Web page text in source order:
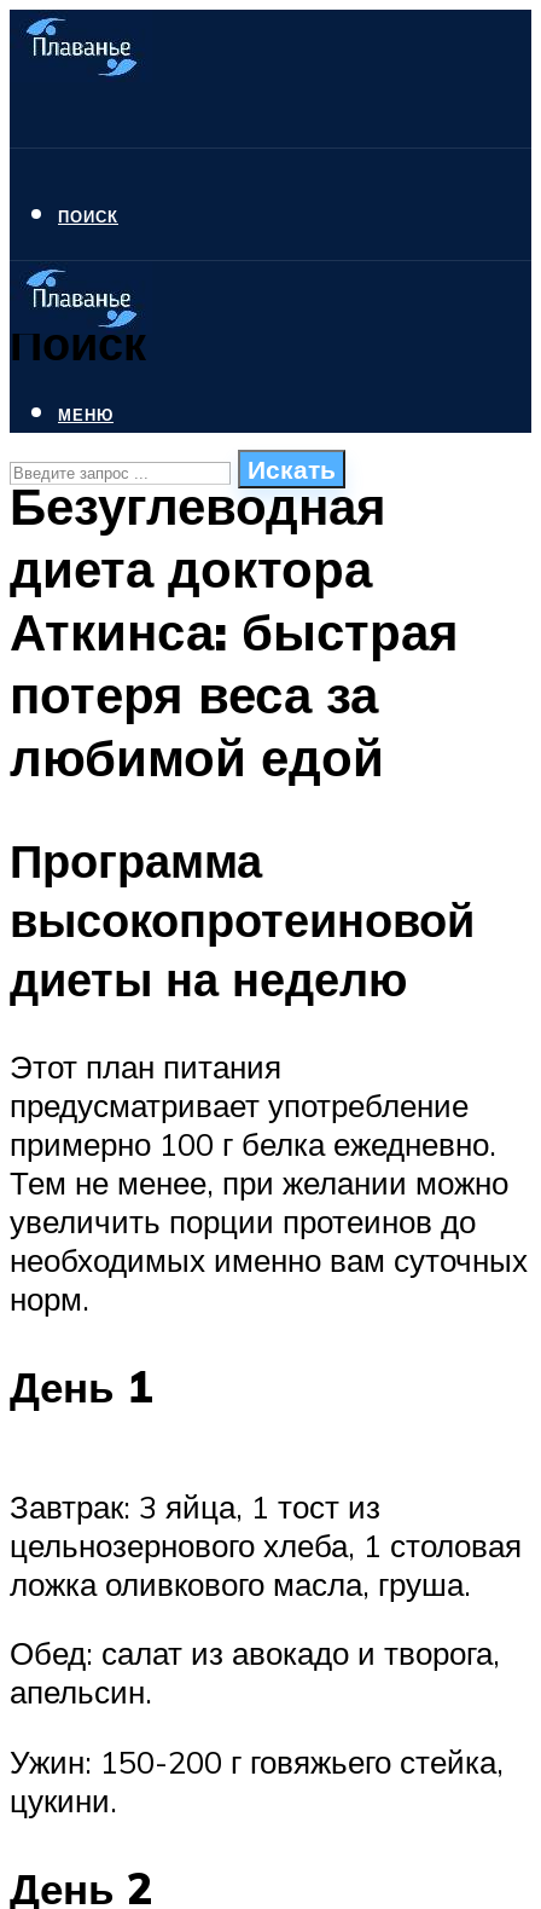
ПОИСК
Поиск
Искать
СТИЛИ ПЛАВАНЬЯ
ПЛАВАНЬЕ ДЛЯ ДЕТЕЙ
БАССЕЙН ДЛЯ ДОМА
МЕНЮ
МЕНЮ
Безуглеводная
диета доктора
Аткинса: быстрая
потеря веса за
любимой едой
Программа
высокопротеиновой
диеты на неделю
Этот план питания
предусматривает употребление
примерно 100 г белка ежедневно.
Тем не менее, при желании можно
увеличить порции протеинов до
необходимых именно вам суточных
норм.
День 1
Завтрак: 3 яйца, 1 тост из
цельнозернового хлеба, 1 столовая
ложка оливкового масла, груша.
Обед: салат из авокадо и творога,
апельсин.
Ужин: 150-200 г говяжьего стейка,
цукини.
День 2